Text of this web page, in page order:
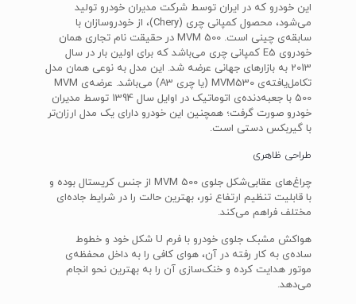
این خودرو که در ایران توسط شرکت مدیران خودرو تولید
می‌شود، محصول کمپانی چری (Chery)، از خودروسازان با
سابقه‌ی چینی است. MVM 500 در حقیقت نام تجاری همان
خودروی E5 کمپانی چری می‌باشد که برای اولین بار در سال
2013 به بازارهای جهانی عرضه شد. این مدل به نوعی همان مدل
تکامل‌یافته‌ی MVM530 (یا چری A3) می‌باشد. عرضه‌ی MVM
500 با جعبه‌دنده‌ی اتوماتیک در اوایل سال 1394 توسط مدیران
خودرو صورت گرفت؛ همچنین این خودرو دارای یک مدل ارزان‌تر
با گیربکس دستی است.
طراحی ظاهری
چراغ‌های عقابی‌شکل جلوی MVM 500 از جنس کریستال بوده و
با قابلیت تنظیم ارتفاع نور، بهترین حالت را در شرایط جاده‌ای
مختلف فراهم می‌کند.
هواکش مشبک جلوی خودرو با فرم U شکل خود و خطوط
ساده‌ی به کار رفته در آن، هوای کافی را به داخل محفظه‌ی
موتور هدایت کرده و خنک‌سازی آن را به بهترین نحو انجام
می‌دهد.